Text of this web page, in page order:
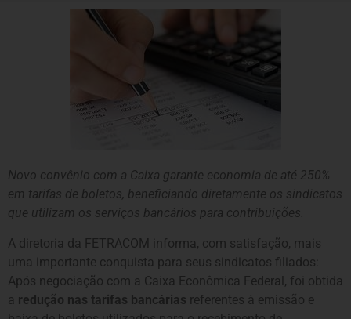
Novo convênio com a Caixa garante economia de até 250%
em tarifas de boletos, beneficiando diretamente os sindicatos
que utilizam os serviços bancários para contribuições.
A diretoria da FETRACOM informa, com satisfação, mais
uma importante conquista para seus sindicatos filiados:
Após negociação com a Caixa Econômica Federal, foi obtida
a redução nas tarifas bancárias referentes à emissão e